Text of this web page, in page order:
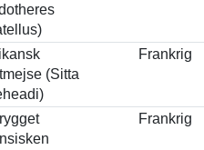
(Sitta
Frankrig
Frankrig